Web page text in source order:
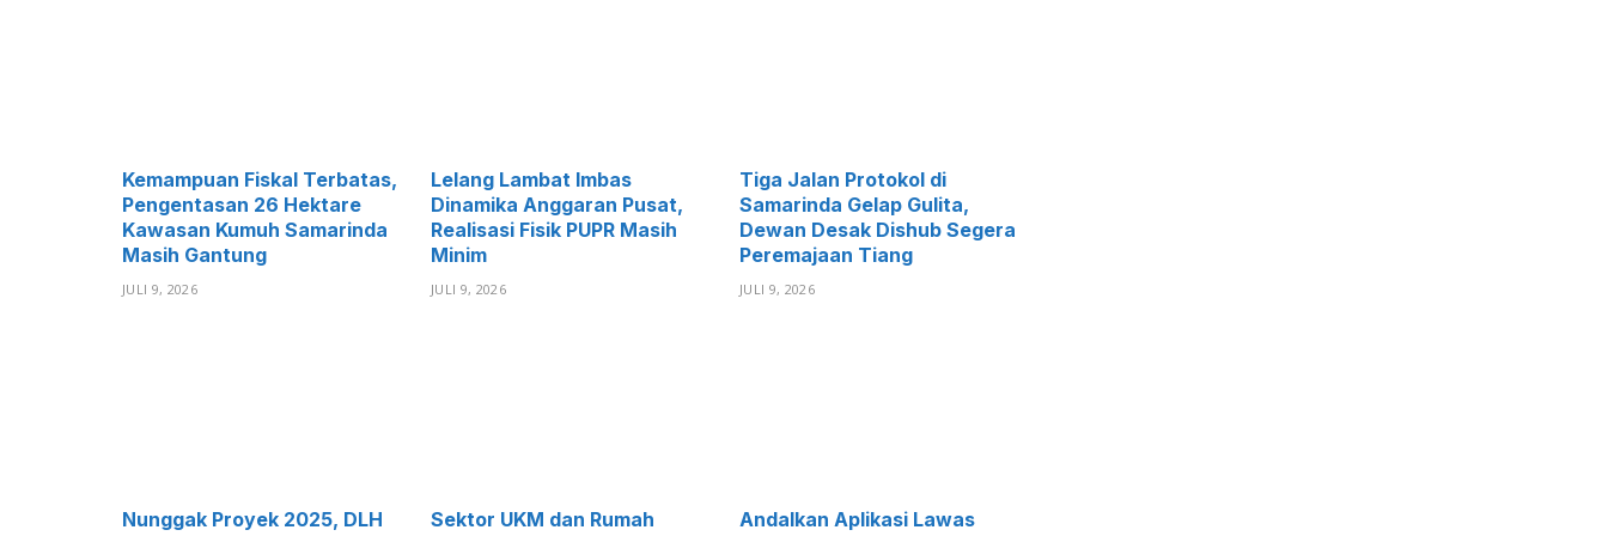
Kemampuan Fiskal Terbatas,
Pengentasan 26 Hektare
Kawasan Kumuh Samarinda
Masih Gantung
JULI 9, 2026
Lelang Lambat Imbas
Dinamika Anggaran Pusat,
Realisasi Fisik PUPR Masih
Minim
JULI 9, 2026
Tiga Jalan Protokol di
Samarinda Gelap Gulita,
Dewan Desak Dishub Segera
Peremajaan Tiang
JULI 9, 2026
Nunggak Proyek 2025, DLH
Sektor UKM dan Rumah
Andalkan Aplikasi Lawas